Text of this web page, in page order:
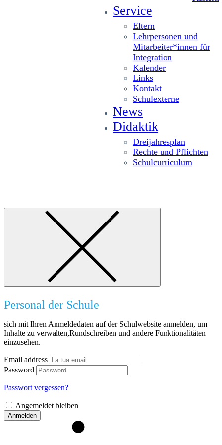
Service
Eltern
Lehrpersonen und
Mitarbeiter*innen für
Integration
Kalender
Links
Kontakt
Schulexterne
News
Didaktik
Dreijahresplan
Rechte und Pflichten
Schulcurriculum
Personal der Schule
sich mit Ihren Anmeldedaten auf der Schulwebsite anmelden, um
Inhalte zu verwalten,Rundschreiben und andere Funktionalitäten
einzusehen.
Email address
Password
Passwort vergessen?
Angemeldet bleiben
Anmelden